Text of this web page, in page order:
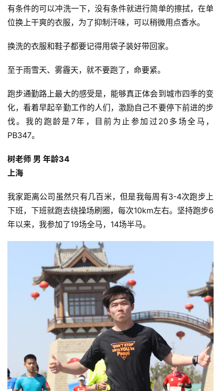
比
赛
观
察
装
备
运
动
有条件的可以冲洗一下，没有条件就进行简单的擦拭，在单
位换上干爽的衣服，为了抑制汗味，可以稍微用点香水。
换洗的衣服和鞋子都要记得用袋子装好带回家。
至于雨雪天、雾霾天，就不要跑了，命要紧。
跑步通勤路上最大的感受是，能够真正体会到城市四季的变
化，看着早起辛勤工作的人们，激励自己不要停下前进的步
伐。我的跑龄是7年，目前为止参加过20多场全马，
PB347。
树老师 男 年龄34
上海
我家距离公司虽然只有几百米，但是我每周有3-4次跑步上
下班，下班就跑去绕操场刷圈，每次10km左右。 坚持跑步6
年以来，我参加了19场全马，14场半马。